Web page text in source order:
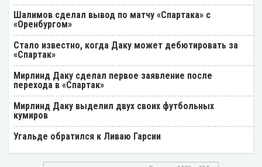
Шалимов сделал вывод по матчу «Спартака» с
«Оренбургом»
Стало известно, когда Даку может дебютировать за
«Спартак»
Мирлинд Даку сделал первое заявление после
перехода в «Спартак»
Мирлинд Даку выделил двух своих футбольных
кумиров
Угальде обратился к Ливаю Гарсии